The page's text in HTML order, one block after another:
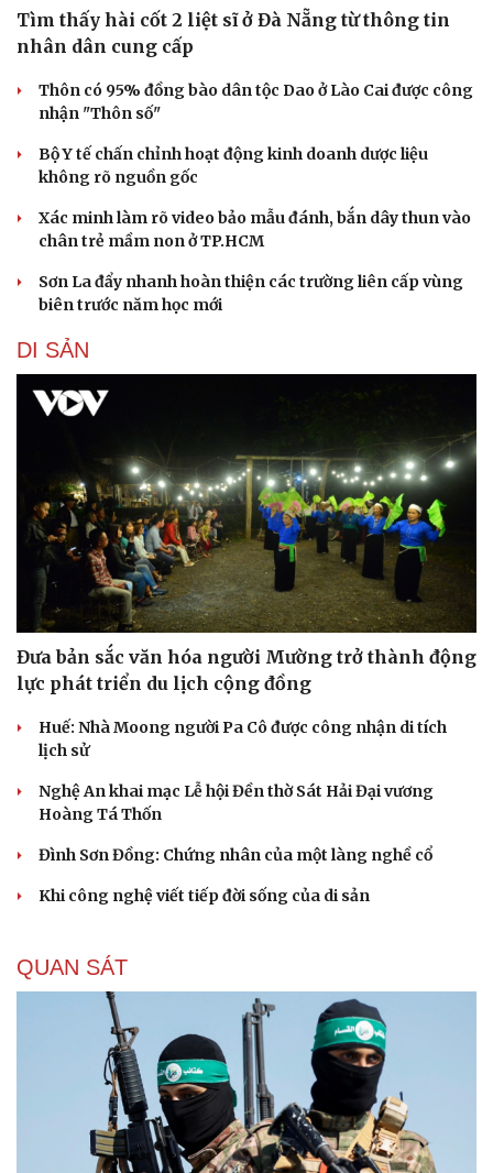
Tư vấn
Săn Tour
Câu chuyện thời sự
Kể chuyện cho bé
Tìm thấy hài cốt 2 liệt sĩ ở Đà Nẵng từ thông tin
nhân dân cung cấp
Thôn có 95% đồng bào dân tộc Dao ở Lào Cai được công
nhận "Thôn số"
Bộ Y tế chấn chỉnh hoạt động kinh doanh dược liệu
không rõ nguồn gốc
Xác minh làm rõ video bảo mẫu đánh, bắn dây thun vào
chân trẻ mầm non ở TP.HCM
Sơn La đẩy nhanh hoàn thiện các trường liên cấp vùng
biên trước năm học mới
DI SẢN
Đưa bản sắc văn hóa người Mường trở thành động
lực phát triển du lịch cộng đồng
Huế: Nhà Moong người Pa Cô được công nhận di tích
lịch sử
Nghệ An khai mạc Lễ hội Đền thờ Sát Hải Đại vương
Hoàng Tá Thốn
Đình Sơn Đồng: Chứng nhân của một làng nghề cổ
Khi công nghệ viết tiếp đời sống của di sản
QUAN SÁT